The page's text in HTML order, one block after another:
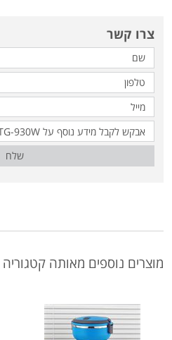
צרו קשר
שלח
מוצרים נוספים מאותה קטגוריה